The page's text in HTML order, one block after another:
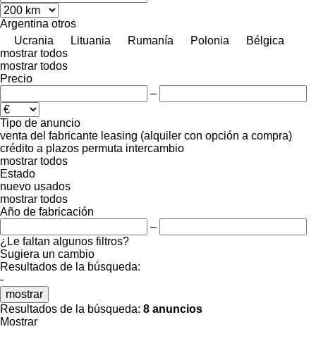
Argentina otros
Ucrania
Lituania Rumanía Polonia
Bélgica
mostrar todos
mostrar todos
Precio
–
Tipo de anuncio
venta del fabricante leasing (alquiler con opción a compra)
crédito a plazos permuta intercambio
mostrar todos
Estado
nuevo usados
mostrar todos
Año de fabricación
–
¿Le faltan algunos filtros?
Sugiera un cambio
Resultados de la búsqueda:
-
mostrar
Resultados de la búsqueda: 8 anuncios
Mostrar